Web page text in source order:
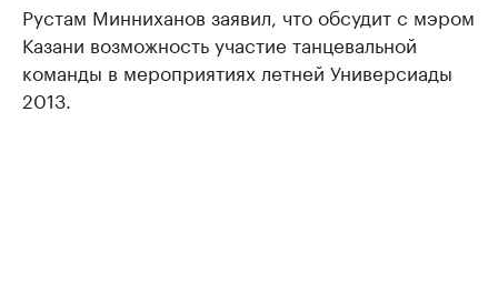
Рустам Минниханов заявил, что обсудит с мэром
Казани возможность участие танцевальной
команды в мероприятиях летней Универсиады
2013.